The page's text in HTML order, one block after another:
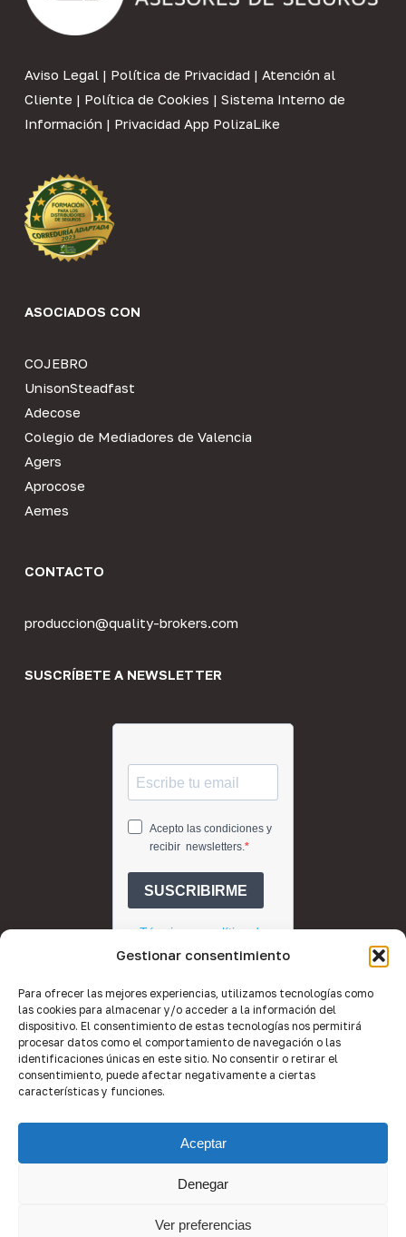
Gestionar consentimiento
Para ofrecer las mejores experiencias, utilizamos tecnologías como
las cookies para almacenar y/o acceder a la información del
dispositivo. El consentimiento de estas tecnologías nos permitirá
procesar datos como el comportamiento de navegación o las
identificaciones únicas en este sitio. No consentir o retirar el
consentimiento, puede afectar negativamente a ciertas
características y funciones.
Aceptar
Denegar
Ver preferencias
Aviso Legal| Política de Privacidad | Atención al
Cliente | Política de Cookies | Sistema Interno de
Información | Privacidad App PolizaLike
ASOCIADOS CON
COJEBRO
UnisonSteadfast
Adecose
Colegio de Mediadores de Valencia
Agers
Aprocose
Aemes
CONTACTO
produccion@quality-brokers.com
SUSCRÍBETE A NEWSLETTER
© 2026 Quality Brokers Valencia.
Equipo de Imagen